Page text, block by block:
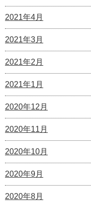
2021年4月
2021年3月
2021年2月
2021年1月
2020年12月
2020年11月
2020年10月
2020年9月
2020年8月